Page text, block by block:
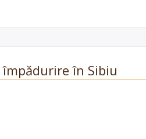
împădurire în Sibiu